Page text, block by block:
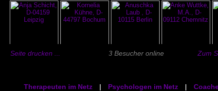
Seite drucken ... 3 Besucher online Zum
Therapeuten im Netz | Psychologen im Netz |